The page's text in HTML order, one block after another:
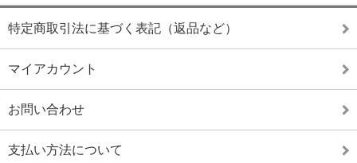
特定商取引法に基づく表記（返品など）
マイアカウント
お問い合わせ
支払い方法について